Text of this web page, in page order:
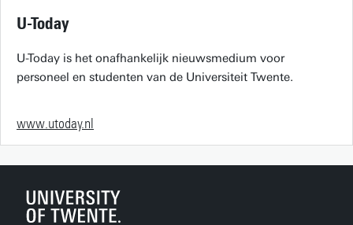
U-Today
U-Today is het onafhankelijk nieuwsmedium voor
personeel en studenten van de Universiteit Twente.
www.utoday.nl